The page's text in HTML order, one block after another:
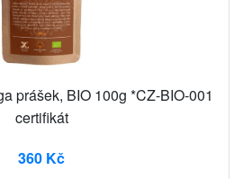
prášek, BIO 100g *CZ-BIO-001
certifikát
360 Kč